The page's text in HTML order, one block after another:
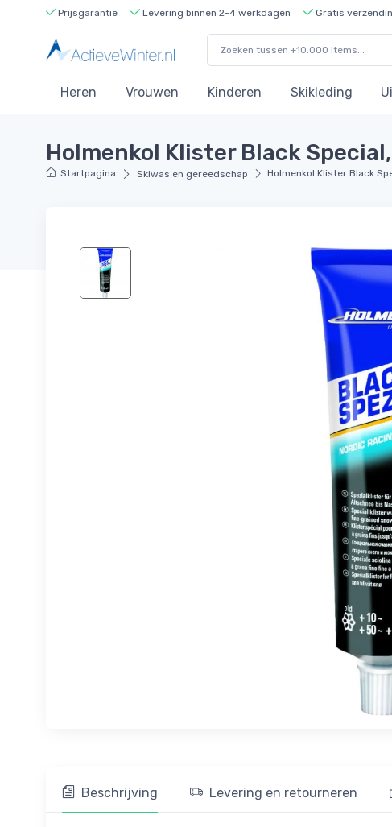
Prijsgarantie Levering binnen 2-4 werkdagen Gratis
Heren Vrouwen Kinderen Skikleding
Holmenkol Klister Black
Startpagina Skiwas en gereedschap Holmenkol Klister Black
Beschrijving Levering en retourneren